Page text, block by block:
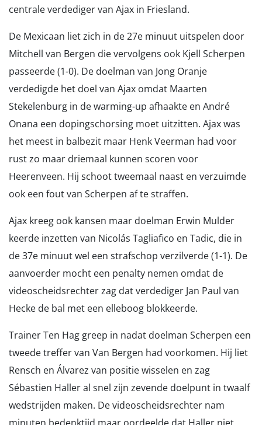
centrale verdediger van Ajax in Friesland.
De Mexicaan liet zich in de 27e minuut uitspelen door
Mitchell van Bergen die vervolgens ook Kjell Scherpen
passeerde (1-0). De doelman van Jong Oranje
verdedigde het doel van Ajax omdat Maarten
Stekelenburg in de warming-up afhaakte en André
Onana een dopingschorsing moet uitzitten. Ajax was
het meest in balbezit maar Henk Veerman had voor
rust zo maar driemaal kunnen scoren voor
Heerenveen. Hij schoot tweemaal naast en verzuimde
ook een fout van Scherpen af te straffen.
Ajax kreeg ook kansen maar doelman Erwin Mulder
keerde inzetten van Nicolás Tagliafico en Tadic, die in
de 37e minuut wel een strafschop verzilverde (1-1). De
aanvoerder mocht een penalty nemen omdat de
videoscheidsrechter zag dat verdediger Jan Paul van
Hecke de bal met een elleboog blokkeerde.
Trainer Ten Hag greep in nadat doelman Scherpen een
tweede treffer van Van Bergen had voorkomen. Hij liet
Rensch en Álvarez van positie wisselen en zag
Sébastien Haller al snel zijn zevende doelpunt in twaalf
wedstrijden maken. De videoscheidsrechter nam